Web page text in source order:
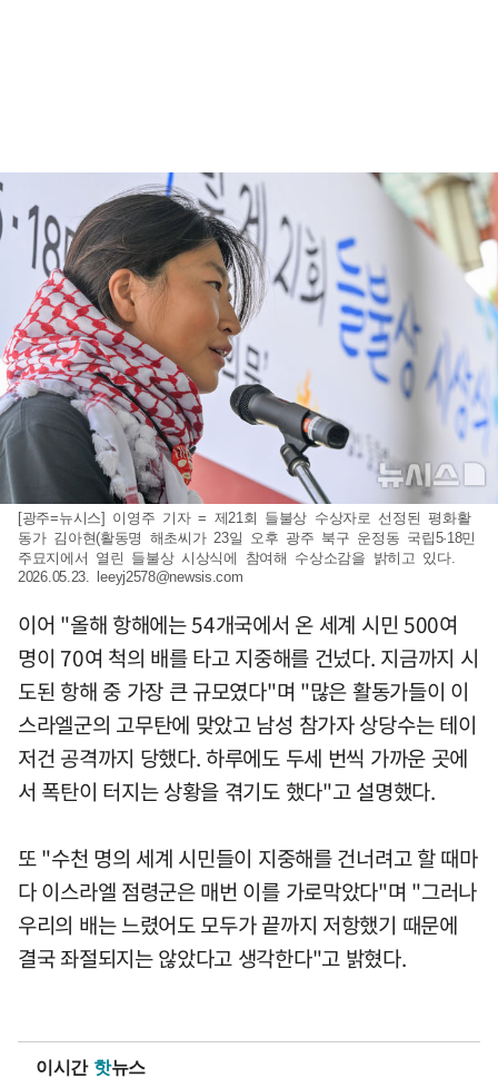
[광주=뉴시스] 이영주 기자 = 제21회 들불상 수상자로 선정된 평화활
동가 김아현(활동명 해초씨가 23일 오후 광주 북구 운정동 국립5·18민
주묘지에서 열린 들불상 시상식에 참여해 수상소감을 밝히고 있다.
2026.05.23. leeyj2578@newsis.com
이어 "올해 항해에는 54개국에서 온 세계 시민 500여
명이 70여 척의 배를 타고 지중해를 건넜다. 지금까지 시
도된 항해 중 가장 큰 규모였다"며 "많은 활동가들이 이
스라엘군의 고무탄에 맞았고 남성 참가자 상당수는 테이
저건 공격까지 당했다. 하루에도 두세 번씩 가까운 곳에
서 폭탄이 터지는 상황을 겪기도 했다"고 설명했다.
또 "수천 명의 세계 시민들이 지중해를 건너려고 할 때마
다 이스라엘 점령군은 매번 이를 가로막았다"며 "그러나
우리의 배는 느렸어도 모두가 끝까지 저항했기 때문에
결국 좌절되지는 않았다고 생각한다"고 밝혔다.
이시간 핫뉴스